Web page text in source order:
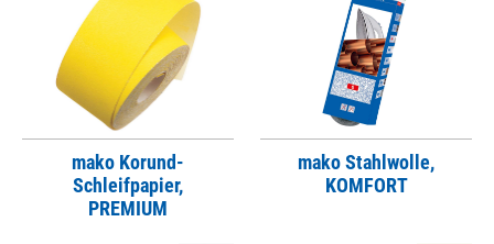
mako Korund-
Schleifpapier,
PREMIUM
mako Stahlwolle,
KOMFORT